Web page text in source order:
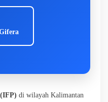
di wilayah Kalimantan